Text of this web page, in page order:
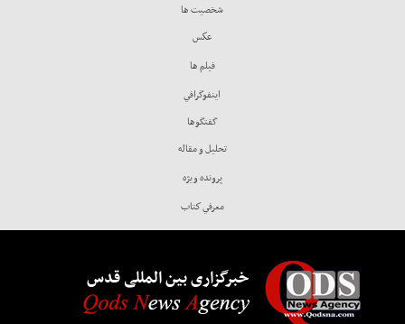
شخصيت ها
عكس
فيلم ها
اينفوگرافي
گفتگوها
تحليل و مقاله
پرونده ويژه
معرفي كتاب
خبرگزاری بین المللی قدس